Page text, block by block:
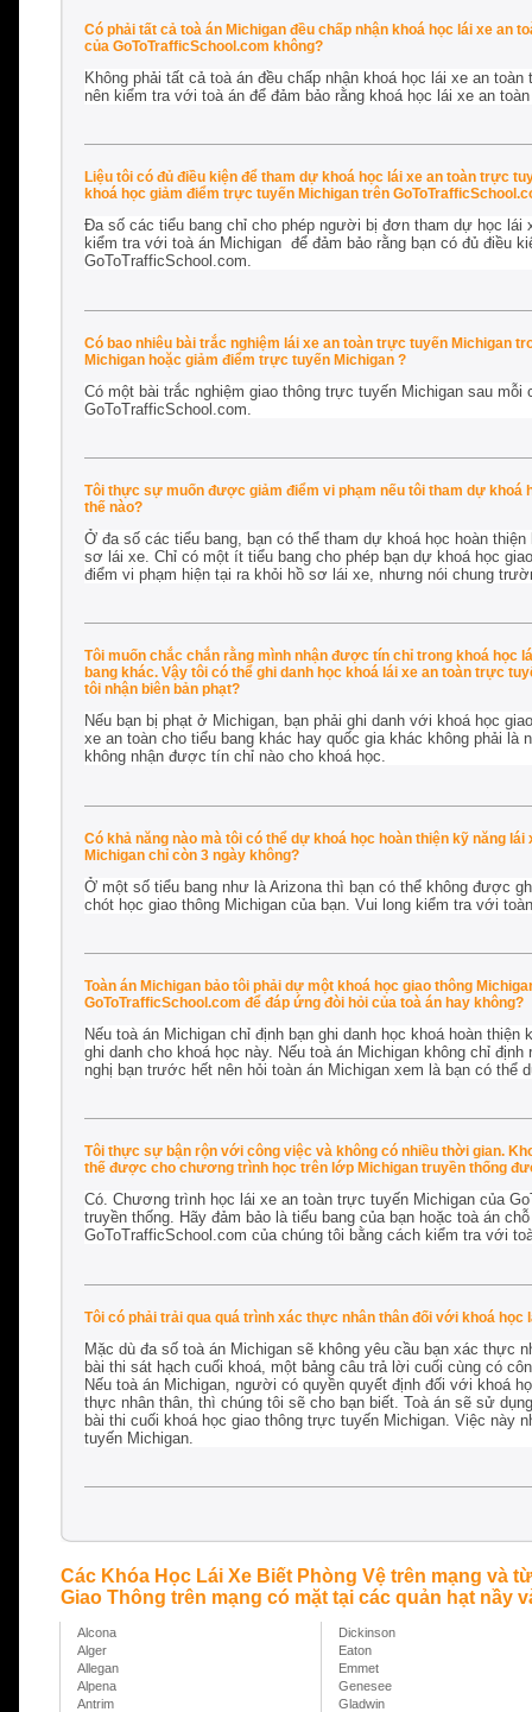
Có phải tất cả toà án Michigan đều chấp nhận khoá học lái xe
của GoToTrafficSchool.com không?
Không phải tất cả toà án đều chấp nhận khoá học lái xe an
nên kiểm tra với toà án để đảm bảo rằng khoá học lái xe an
Liệu tôi có đủ điều kiện để tham dự khoá học lái xe an toàn trực
khoá học giảm điểm trực tuyến Michigan trên
Đa số các tiểu bang chỉ cho phép người bị đơn tham dự học lái
kiểm tra với toà án Michigan để đảm bảo rằng bạn có đủ điều
GoToTrafficSchool.com.
Có bao nhiêu bài trắc nghiệm lái xe an toàn trực tuyến Michigan
Michigan hoặc giảm điểm trực tuyến Michigan ?
Có một bài trắc nghiệm giao thông trực tuyến Michigan sau
GoToTrafficSchool.com.
Tôi thực sự muốn được giảm điểm vi phạm nếu tôi tham dự khoá
thế nào?
Ở đa số các tiểu bang, bạn có thể tham dự khoá học hoàn
sơ lái xe. Chỉ có một ít tiểu bang cho phép bạn dự khoá học
điểm vi phạm hiện tại ra khỏi hồ sơ lái xe, nhưng nói chung
Tôi muốn chắc chắn rằng mình nhận được tín chỉ trong khoá học
bang khác. Vậy tôi có thể ghi danh học khoá lái xe an toàn trực
tôi nhận biên bản phạt?
Nếu bạn bị phạt ở Michigan, bạn phải ghi danh với khoá học
xe an toàn cho tiểu bang khác hay quốc gia khác không phải
không nhận được tín chỉ nào cho khoá học.
Có khả năng nào mà tôi có thể dự khoá học hoàn thiện kỹ năng
Michigan chỉ còn 3 ngày không?
Ở một số tiểu bang như là Arizona thì bạn có thể không được
chót học giao thông Michigan của bạn. Vui long kiểm tra với
Toàn án Michigan bảo tôi phải dự một khoá học giao thông
GoToTrafficSchool.com để đáp ứng đòi hỏi của toà án hay không?
Nếu toà án Michigan chỉ định bạn ghi danh học khoá hoàn
ghi danh cho khoá học này. Nếu toà án Michigan không chỉ
nghị bạn trước hết nên hỏi toàn án Michigan xem là bạn có
Tôi thực sự bận rộn với công việc và không có nhiều thời gian.
thế được cho chương trình học trên lớp Michigan truyền thống
Có. Chương trình học lái xe an toàn trực tuyến Michigan của
truyền thống. Hãy đảm bảo là tiểu bang của bạn hoặc toà án
GoToTrafficSchool.com của chúng tôi bằng cách kiểm tra với
Tôi có phải trải qua quá trình xác thực nhân thân đối với khoá
Mặc dù đa số toà án Michigan sẽ không yêu cầu bạn xác thực
bài thi sát hạch cuối khoá, một bảng câu trả lời cuối cùng có
Nếu toà án Michigan, người có quyền quyết định đối với khoá
thực nhân thân, thì chúng tôi sẽ cho bạn biết. Toà án sẽ sử
bài thi cuối khoá học giao thông trực tuyến Michigan. Việc này
tuyến Michigan.
Các Khóa Học Lái Xe Biết Phòng Vệ trên mạng và
Giao Thông trên mạng có mặt tại các quản hạt nầy
Alcona
Dickinson
Alger
Eaton
Allegan
Emmet
Alpena
Genesee
Antrim
Gladwin